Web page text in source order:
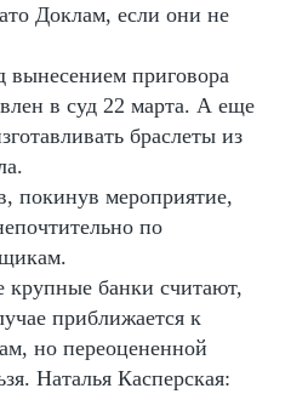
Доклам, если они не
вынесением приговора
в суд 22 марта. А еще
браслеты из
покинув мероприятие,
по
крупные банки считают,
приближается к
но переоцененной
Наталья Касперская: